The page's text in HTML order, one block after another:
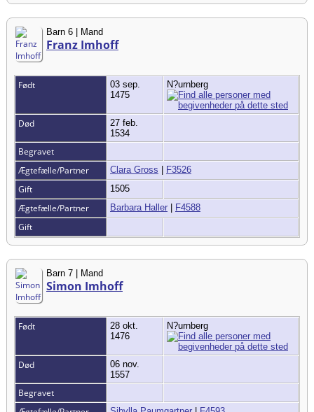
Barn 6 | Mand
Franz Imhoff
Født
03 sep.
1475
N?urnberg
Død
27 feb.
1534
Begravet
Ægtefælle/Partner
Clara Gross | F3526
Gift 1505
Ægtefælle/Partner Barbara Haller | F4588
Gift
Barn 7 | Mand
Simon Imhoff
Født
28 okt.
1476
N?urnberg
Død
06 nov.
1557
Begravet